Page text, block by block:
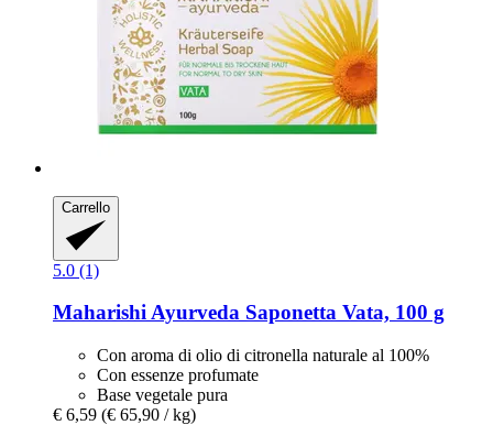
Carrello
5.0 (1)
Maharishi Ayurveda Saponetta Vata, 100 g
Con aroma di olio di citronella naturale al 100%
Con essenze profumate
Base vegetale pura
€ 6,59 (€ 65,90 / kg)